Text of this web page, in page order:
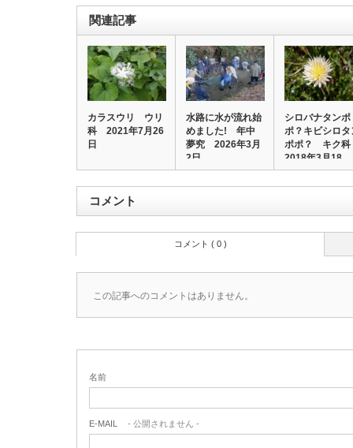
関連記事
カラスウリ ウリ
科 2021年7月26
日
水路に水が流れ始
めました! 年中
夢究 2026年3月
2日
シロバナタンポ
ポ？キビシロタ
ポポ？ キク
2018年3月18…
コメント
コメント ( 0 )
この記事へのコメントはありません。
名前
E-MAIL - 公開されません -